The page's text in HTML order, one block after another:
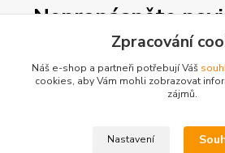
Nepropásněte
slevy!
zpracováním osobních údajůza
Můžete se kdykoli odhlásit. Zasíláme
Zpracování
Náš e-shop a partneři potřebují Váš
cookies, aby Vám mohli zobrazovat
zájmů.
Nastavení